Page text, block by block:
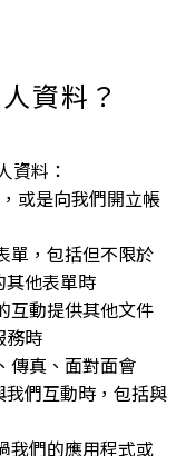
資料？
資料：
或是向我們開立帳
單，包括但不限於
其他表單時
互動提供其他文件
務時
傳真、面對面會
們互動時，包括與
我們的應用程式或